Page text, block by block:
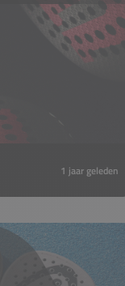
1 jaar geleden